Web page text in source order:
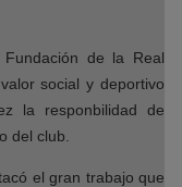
de la Real
social y deportivo
la responbilidad de
del club.
el gran trabajo que